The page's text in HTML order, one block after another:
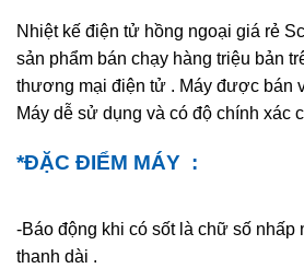
Nhiệt kế điện tử hồng ngoại giá rẻ
sản phẩm bán chạy hàng triệu bản
thương mại điện tử . Máy được bán
Máy dễ sử dụng và có độ chính xác
*ĐẶC ĐIỂM MÁY :
-Báo động khi có sốt là chữ số nhấp
thanh dài .